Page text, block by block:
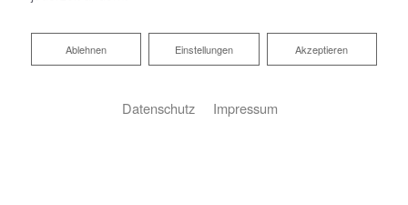
Sanitärplanung und -installation
Harald Gaßmann Heizung Sanitär: für Sie vor
Akzeptieren
Einstellungen
Ablehnen
Ablehnen
Datenschutz Impressum